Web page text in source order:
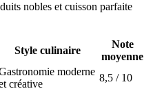
nobles et cuisson parfaite
Style culinaire
Note
moyenne
moderne
créative
8,5 / 10